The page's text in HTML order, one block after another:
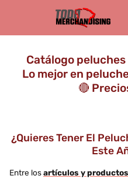
Catálogo
Lo mejor en
🔴
¿Quieres Tener El
Este
Entre losartículos y